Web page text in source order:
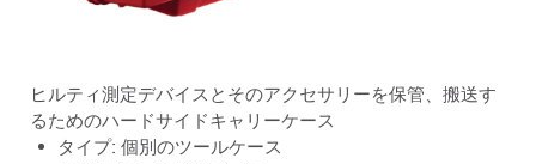
ヒルティ測定デバイスとそのアクセサリーを保管、搬送す
るためのハードサイドキャリーケース
タイプ: 個別のツールケース